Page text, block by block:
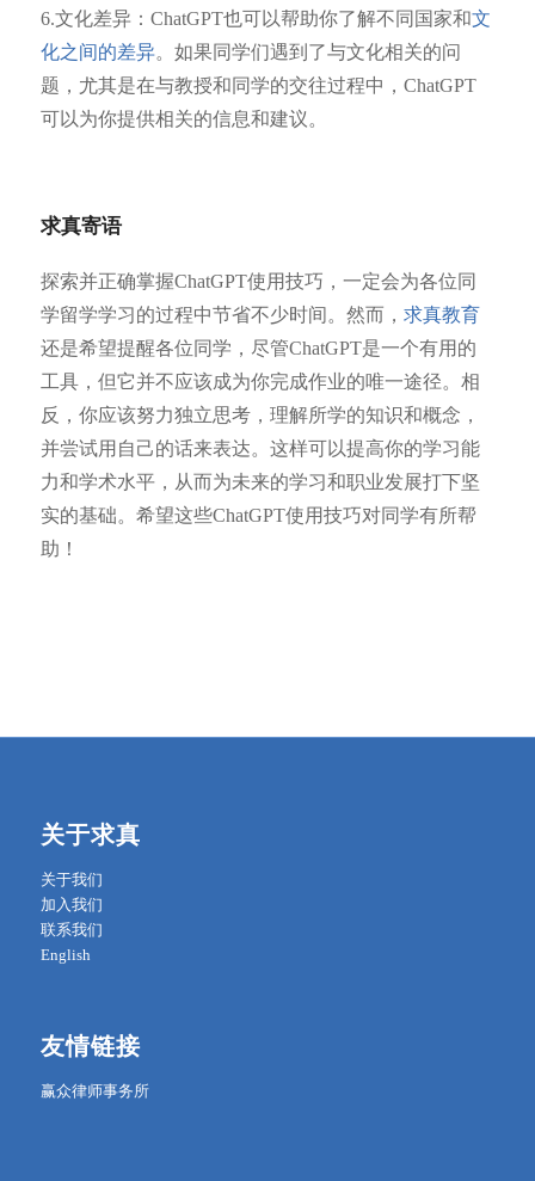
6.文化差异：ChatGPT也可以帮助你了解不同国家和文
化之间的差异。如果同学们遇到了与文化相关的问
题，尤其是在与教授和同学的交往过程中，ChatGPT
可以为你提供相关的信息和建议。
求真寄语
探索并正确掌握ChatGPT使用技巧，一定会为各位同
学留学学习的过程中节省不少时间。然而， 求真教育
还是希望提醒各位同学，尽管ChatGPT是一个有用的
工具，但它并不应该成为你完成作业的唯一途径。相
反，你应该努力独立思考，理解所学的知识和概念，
并尝试用自己的话来表达。这样可以提高你的学习能
力和学术水平，从而为未来的学习和职业发展打下坚
实的基础。希望这些ChatGPT使用技巧对同学有所帮
助！
关于求真
关于我们
加入我们
联系我们
English
友情链接
赢众律师事务所